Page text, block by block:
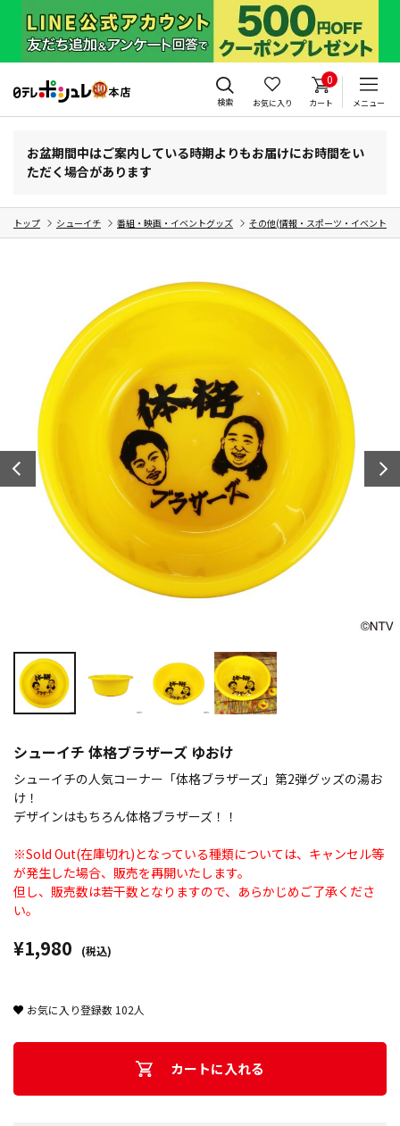
検索 お気に入り
0
カート メニュー
お盆期間中はご案内している時期よりもお届けにお時間をい
ただく場合があります
トップ シューイチ 番組・映画・イベントグッズ その他(情報・スポーツ・イベント・
シューイチ 体格ブラザーズ ゆおけ
シューイチの人気コーナー「体格ブラザーズ」第2弾グッズの湯お
け！
デザインはもちろん体格ブラザーズ！！
※Sold Out(在庫切れ)となっている種類については、キャンセル等
が発生した場合、販売を再開いたします。
但し、販売数は若干数となりますので、あらかじめご了承くださ
い。
¥1,980 (税込)
お気に入り登録数 102人
カートに入れる